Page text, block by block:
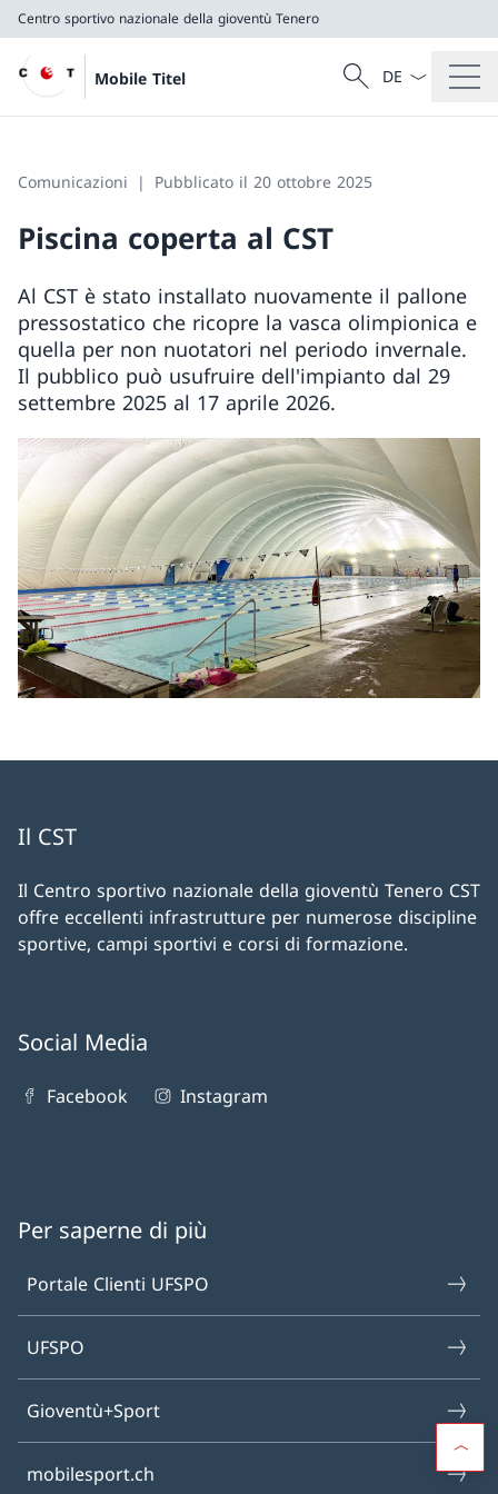
Centro sportivo nazionale della gioventù Tenero
Mobile Titel
Cercare
Ricerca
Dal menu a
Comunicazioni Pubblicato il 20 ottobre 2025
Piscina coperta al CST
Al CST è stato installato nuovamente il pallone
pressostatico che ricopre la vasca olimpionica e
quella per non nuotatori nel periodo invernale.
Il pubblico può usufruire dell'impianto dal 29
settembre 2025 al 17 aprile 2026.
Il CST
Il Centro sportivo nazionale della gioventù Tenero CST
offre eccellenti infrastrutture per numerose discipline
sportive, campi sportivi e corsi di formazione.
Social Media
Facebook Instagram
Per saperne di più
Portale Clienti UFSPO
UFSPO
Gioventù+Sport
mobilesport.ch